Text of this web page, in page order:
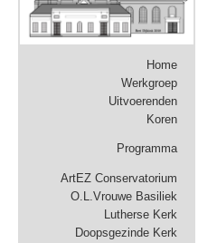
Home
Werkgroep
Uitvoerenden
Koren
Programma
ArtEZ Conservatorium
O.L.Vrouwe Basiliek
Lutherse Kerk
Doopsgezinde Kerk